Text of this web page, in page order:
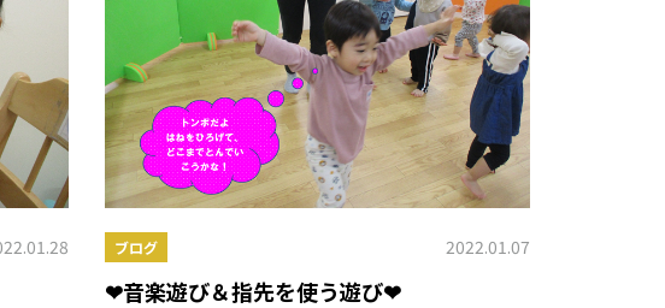
ブログ 2022.01.07
❤音楽遊び＆指先を使う遊び❤